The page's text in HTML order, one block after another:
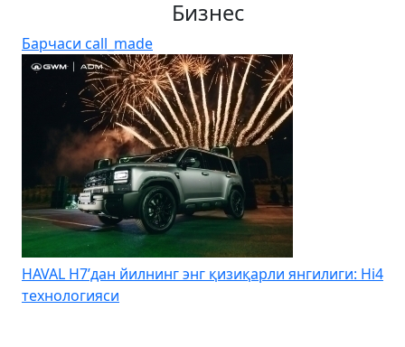
Бизнес
Барчаси call_made
HAVAL H7’дан йилнинг энг қизиқарли янгилиги: Hi4
технологияси